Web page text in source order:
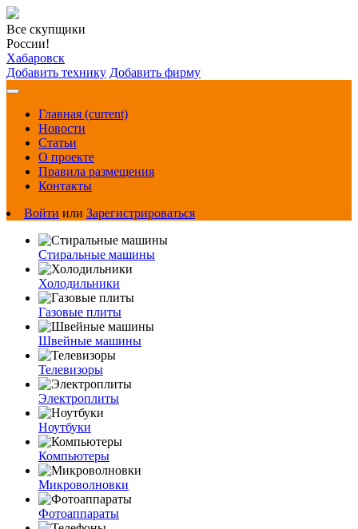
Все скупщики
России!
Хабаровск
Добавить технику Добавить фирму
Главная (current)
Новости
Статьи
О проекте
Правила размещения
Контакты
Войти или Зарегистрироваться
Стиральные машины
Холодильники
Газовые плиты
Швейные машины
Телевизоры
Электроплиты
Ноутбуки
Компьютеры
Микроволновки
Фотоаппараты